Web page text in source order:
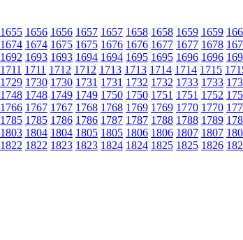
1655 1656 1656 1657 1657 1658 1658 1659 1659
1674 1674 1675 1675 1676 1676 1677 1677 1678
1692 1693 1693 1694 1694 1695 1695 1696 1696
1711 1711 1712 1712 1713 1713 1714 1714 1715
1729 1730 1730 1731 1731 1732 1732 1733 1733
1748 1748 1749 1749 1750 1750 1751 1751 1752
1766 1767 1767 1768 1768 1769 1769 1770 1770
1785 1785 1786 1786 1787 1787 1788 1788 1789
1803 1804 1804 1805 1805 1806 1806 1807 1807
1822 1822 1823 1823 1824 1824 1825 1825 1826